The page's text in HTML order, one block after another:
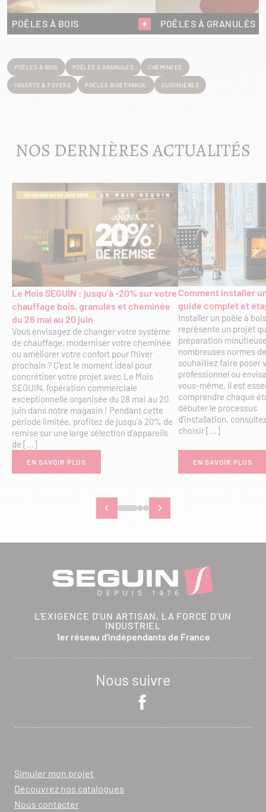
POÊLES À BOIS POÊLES À GRANULÉS
POÊLES À BOIS POÊLES À GRANULÉS CHEMINÉES
INSERTS & FOYERS POÊLES BIOÉTHANOL CUISINIÈRES
NOS DERNIÈRES ACTUALITÉS
Le Mois SEGUIN : jusqu’à -20% sur votre
chauffage bois, granulés et cheminée
du 28 mai au 20 juin
Vous envisagez de changer votre système
de chauffage, moderniser votre cheminée
ou améliorer votre confort pour l’hiver
prochain ? C’est le moment idéal pour
concrétiser votre projet avec Le Mois
SEGUIN, l’opération commerciale
exceptionnelle organisée du 28 mai au 20
juin dans notre magasin ! Pendant cette
période limitée, profitez de jusqu’à 20% de
remise sur une large sélection d’appareils
de […]
EN SAVOIR PLUS
Comment installer
guide complet et
Installer un poêle à
représente un projet
préparation
nombreuses normes
souhaitiez faire poser
professionnel ou
vous-même, il est
comprendre chaque
débuter le processus
d’installation,
choisir […]
EN SAVOIR PLUS
L'EXIGENCE D'UN ARTISAN, LA FORCE D'UN
INDUSTRIEL
1er réseau d'indépendants de France
Nous suivre
Simuler mon projet
Découvrez nos catalogues
Nous contacter